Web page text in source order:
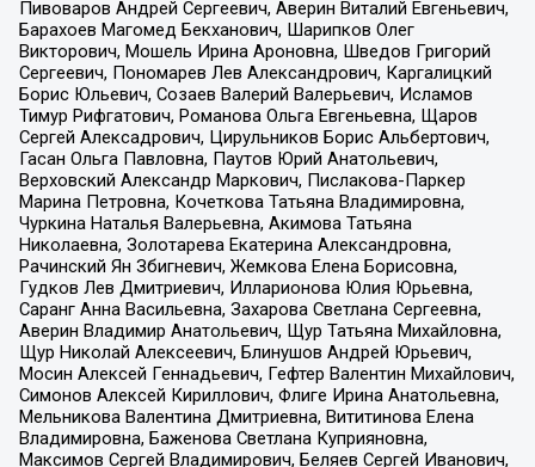
Пивоваров Андрей Сергеевич, Аверин Виталий Евгеньевич,
Барахоев Магомед Бекханович, Шарипков Олег
Викторович, Мошель Ирина Ароновна, Шведов Григорий
Сергеевич, Пономарев Лев Александрович, Каргалицкий
Борис Юльевич, Созаев Валерий Валерьевич, Исламов
Тимур Рифгатович, Романова Ольга Евгеньевна, Щаров
Сергей Алексадрович, Цирульников Борис Альбертович,
Гасан Ольга Павловна, Паутов Юрий Анатольевич,
Верховский Александр Маркович, Пислакова-Паркер
Марина Петровна, Кочеткова Татьяна Владимировна,
Чуркина Наталья Валерьевна, Акимова Татьяна
Николаевна, Золотарева Екатерина Александровна,
Рачинский Ян Збигневич, Жемкова Елена Борисовна,
Гудков Лев Дмитриевич, Илларионова Юлия Юрьевна,
Саранг Анна Васильевна, Захарова Светлана Сергеевна,
Аверин Владимир Анатольевич, Щур Татьяна Михайловна,
Щур Николай Алексеевич, Блинушов Андрей Юрьевич,
Мосин Алексей Геннадьевич, Гефтер Валентин Михайлович,
Симонов Алексей Кириллович, Флиге Ирина Анатольевна,
Мельникова Валентина Дмитриевна, Вититинова Елена
Владимировна, Баженова Светлана Куприяновна,
Максимов Сергей Владимирович, Беляев Сергей Иванович,